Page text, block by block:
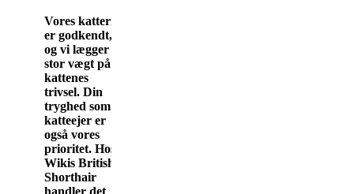
Vores katteri
er godkendt,
og vi lægger
stor vægt på
kattenes
trivsel. Din
tryghed som
katteejer er
også vores
prioritet. Hos
Wikis British
Shorthair
handler det